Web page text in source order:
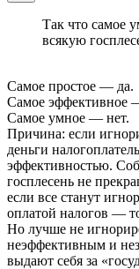
Так что самое
всякую
Самое простое — да.
Самое эффективное
Самое умное — нет.
Причина: если
деньги
эффективностью.
госплесень не
если все станут
оплатой налогов — то
Но лучше не
неэффективным и
выдают себя за